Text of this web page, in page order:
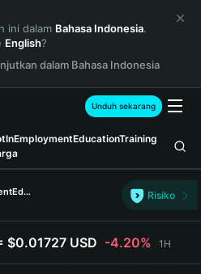
ini dalam Bahasa Indonesia.
English?
dalam Bahasa Indonesia
Unduh sekarang
NotInEmploymentEducationTraining
Risiko
$0.01727 USD -4.20% 1H